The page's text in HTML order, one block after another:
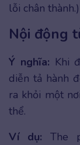
lỗi chân thành.)
Nội động
Ý nghĩa: Khi
diễn tả hành
ra khỏi một
thể.
Ví dụ: The